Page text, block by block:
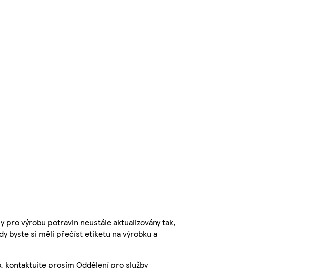
pro výrobu potravin neustále aktualizovány tak,
byste si měli přečíst etiketu na výrobku a
kontaktujte prosím Oddělení pro služby